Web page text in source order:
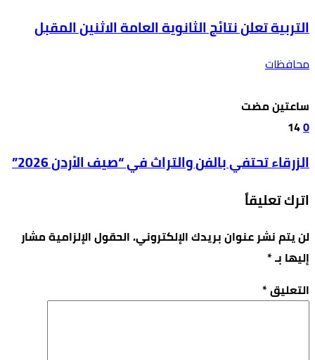
التربية تعلن نتائج الثانوية العامة الاثنين المقبل
محافظات
‫‫‫‏‫ساعتين مضت‬
0
14
الزرقاء تحتفي بالفن والتراث في “صيف الأردن 2026”
اترك تعليقاً
لن يتم نشر عنوان بريدك الإلكتروني.الحقول الإلزامية مشار
إليها بـ*
التعليق*